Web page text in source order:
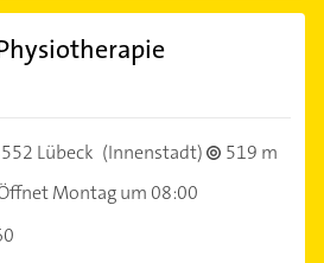
Lübeck (Innenstadt)
519 m
Montag um 08:00